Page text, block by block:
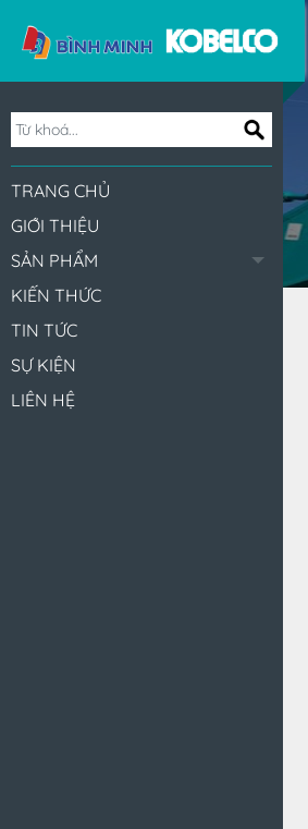
TRANG CHỦ
GIỚI THIỆU
SẢN PHẨM
KIẾN THỨC
TIN TỨC
SỰ KIỆN
LIÊN HỆ